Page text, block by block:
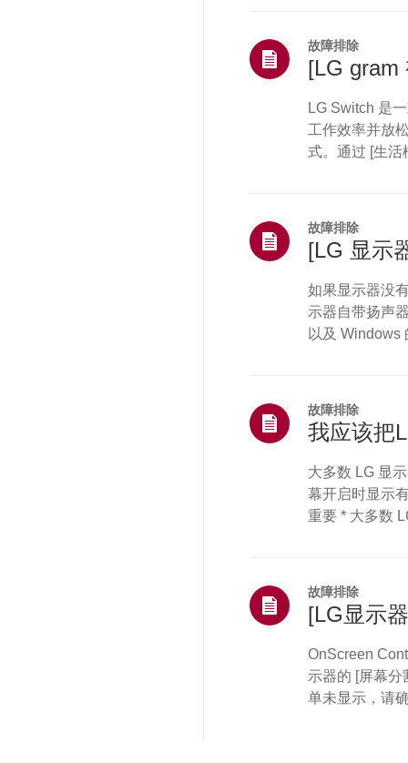
故障排除
[LG gram
LG Switch 是
工作效率并放
式。通过 [生活
置，例如亮度
故障排除
[LG 显示
如果显示器没
示器自带扬声
以及 Windows
能已损坏或未
故障排除
我应该把
大多数 LG 显
幕开启时显示
重要 * 大多数
坏。如何检查
幕上撕下任何
故障排除
[LG显示
OnScreen
示器的 [屏幕
单未显示，请